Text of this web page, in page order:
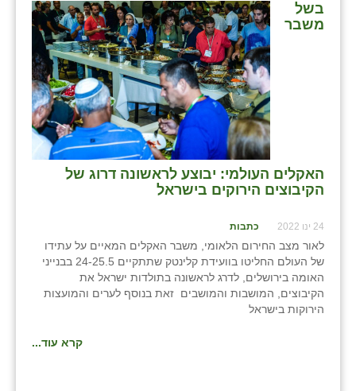
בשל
משבר
האקלים העולמי: יבוצע לראשונה דרוג של
הקיבוצים הירוקים בישראל
24 ינו 2022 כתבות
לאור מצב החירום הלאומי, משבר האקלים המאיים על עתידו
של העולם החליטו בוועידת קלינטק שתתקיים 24-25.5 בבנייני
האומה בירושלים, לדרג לראשונה בתולדות ישראל את
הקיבוצים, המושבות והמושבים זאת בנוסף לערים והמועצות
הירוקות בישראל
קרא עוד...